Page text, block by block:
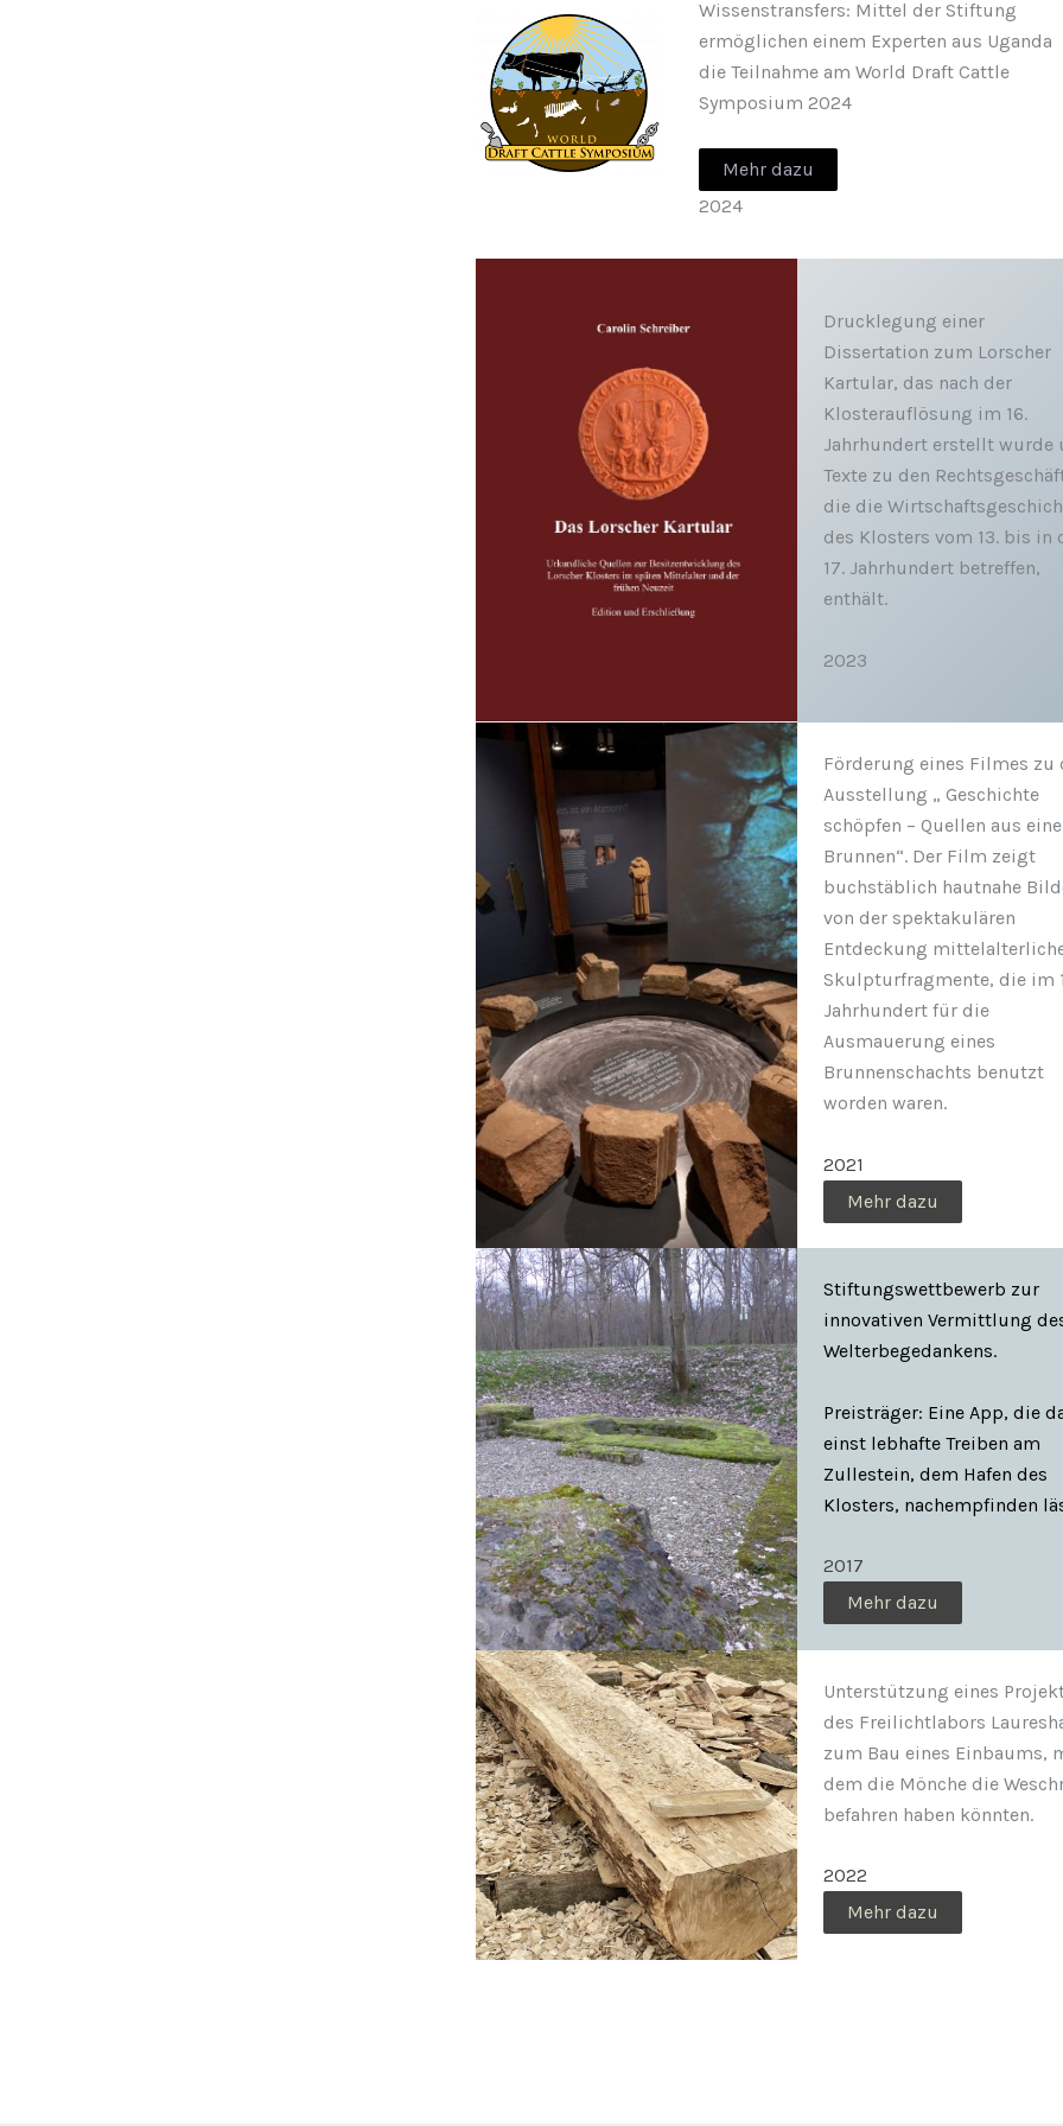
Wissenstransfers: Mittel der Stiftung
ermöglichen einem Experten aus Uganda
die Teilnahme am World Draft Cattle
Symposium 2024
Mehr dazu
2024
Drucklegung einer
Dissertation zum Lorscher
Kartular, das nach der
Klosterauflösung im 16.
Jahrhundert erstellt wurde
Texte zu den
die die
des Klosters vom 13. bis in
17. Jahrhundert betreffen,
enthält.
2023
Förderung eines Filmes zu
Ausstellung „ Geschichte
schöpfen – Quellen aus
Brunnen“. Der Film zeigt
buchstäblich hautnahe
von der spektakulären
Entdeckung
Skulpturfragmente, die im
Jahrhundert für die
Ausmauerung eines
Brunnenschachts benutzt
worden waren.
2021
Mehr dazu
Stiftungswettbewerb zur
innovativen Vermittlung
Welterbegedankens.
Preisträger: Eine App, die
einst lebhafte Treiben am
Zullestein, dem Hafen des
Klosters, nachempfinden
2017
Mehr dazu
Unterstützung eines
des Freilichtlabors
zum Bau eines Einbaums,
dem die Mönche die
befahren haben könnten.
2022
Mehr dazu